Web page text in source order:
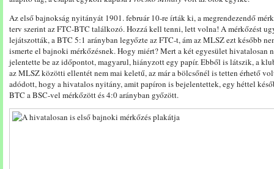
Az első bajnokság nyitányát 1901. február 10-re írták ki, a megrendezendő
terv szerint az FTC-BTC találkozó. Hozzá kell tenni, lett volna! A mérkőzést
lejátszották, a BTC 5:1 arányban legyőzte az FTC-t, ám az MLSZ ezt később
ismerte el bajnoki mérkőzésnek. Hogy miért? Mert a két egyesület hivatalosan
jelentette be az időpontot, magyarul, hiányzott egy papír. Ebből is látszik, a
az MLSZ közötti ellentét nem mai keletű, az már a bölcsőnél is tetten érhető
adódott, hogy a hivatalos nyitány, amit papíron is bejelentettek, egy héttel
BTC a BSC-vel mérkőzött és 4:0 arányban győzött.